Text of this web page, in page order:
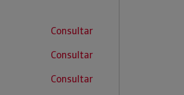
Consultar
Consultar
Consultar